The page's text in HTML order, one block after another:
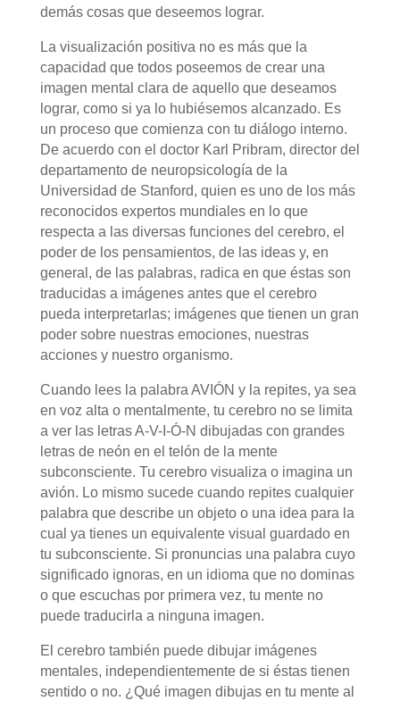
demás cosas que deseemos lograr.
La visualización positiva no es más que la
capacidad que todos poseemos de crear una
imagen mental clara de aquello que deseamos
lograr, como si ya lo hubiésemos alcanzado. Es
un proceso que comienza con tu diálogo interno.
De acuerdo con el doctor Karl Pribram, director del
departamento de neuropsicología de la
Universidad de Stanford, quien es uno de los más
reconocidos expertos mundiales en lo que
respecta a las diversas funciones del cerebro, el
poder de los pensamientos, de las ideas y, en
general, de las palabras, radica en que éstas son
traducidas a imágenes antes que el cerebro
pueda interpretarlas; imágenes que tienen un gran
poder sobre nuestras emociones, nuestras
acciones y nuestro organismo.
Cuando lees la palabra AVIÓN y la repites, ya sea
en voz alta o mentalmente, tu cerebro no se limita
a ver las letras A-V-I-Ó-N dibujadas con grandes
letras de neón en el telón de la mente
subconsciente. Tu cerebro visualiza o imagina un
avión. Lo mismo sucede cuando repites cualquier
palabra que describe un objeto o una idea para la
cual ya tienes un equivalente visual guardado en
tu subconsciente. Si pronuncias una palabra cuyo
significado ignoras, en un idioma que no dominas
o que escuchas por primera vez, tu mente no
puede traducirla a ninguna imagen.
El cerebro también puede dibujar imágenes
mentales, independientemente de si éstas tienen
sentido o no. ¿Qué imagen dibujas en tu mente al